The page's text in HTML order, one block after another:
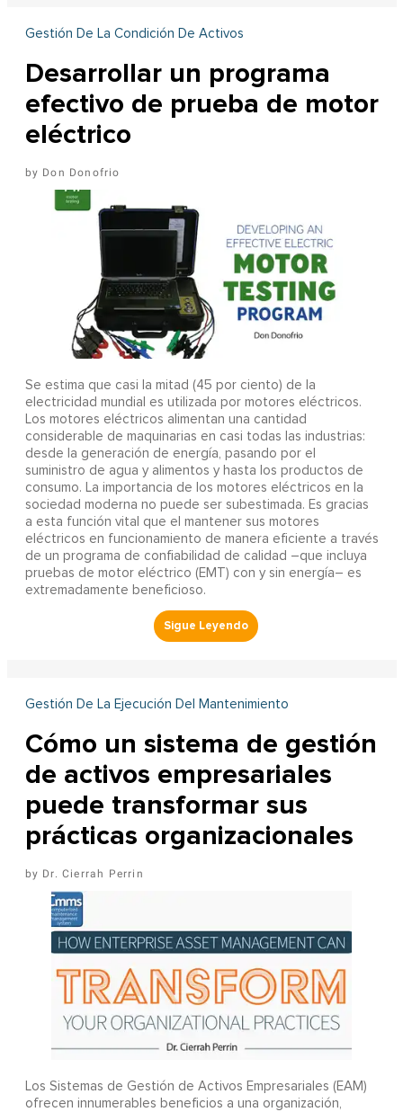
Gestión De La Condición De Activos
Desarrollar un programa
efectivo de prueba de motor
eléctrico
Don Donofrio
Se estima que casi la mitad (45 por ciento) de la
electricidad mundial es utilizada por motores eléctricos.
Los motores eléctricos alimentan una cantidad
considerable de maquinarias en casi todas las industrias:
desde la generación de energía, pasando por el
suministro de agua y alimentos y hasta los productos de
consumo. La importancia de los motores eléctricos en la
sociedad moderna no puede ser subestimada. Es gracias
a esta función vital que el mantener sus motores
eléctricos en funcionamiento de manera eficiente a través
de un programa de confiabilidad de calidad –que incluya
pruebas de motor eléctrico (EMT) con y sin energía– es
extremadamente beneficioso.
Gestión De La Ejecución Del Mantenimiento
Cómo un sistema de gestión
de activos empresariales
puede transformar sus
prácticas organizacionales
Dr. Cierrah Perrin
Los Sistemas de Gestión de Activos Empresariales (EAM)
ofrecen innumerables beneficios a una organización,